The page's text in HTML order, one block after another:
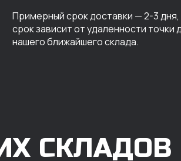
Примерный срок доставки — 2-3 дня,
срок зависит от удаленности точки
нашего ближайшего склада.
СКЛАДОВ